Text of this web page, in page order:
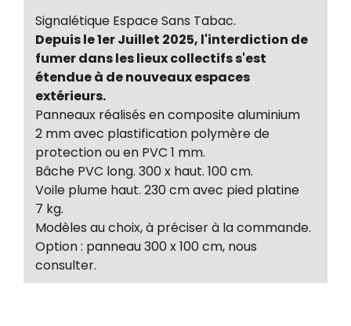
Signalétique Espace Sans Tabac.
Depuis le 1er Juillet 2025, l'interdiction de
fumer dans les lieux collectifs s'est
étendue à de nouveaux espaces
extérieurs.
Panneaux réalisés en composite aluminium
2 mm avec plastification polymère de
protection ou en PVC 1 mm.
Bâche PVC long. 300 x haut. 100 cm.
Voile plume haut. 230 cm avec pied platine
7 kg.
Modèles au choix, à préciser à la commande.
Option : panneau 300 x 100 cm, nous
consulter.